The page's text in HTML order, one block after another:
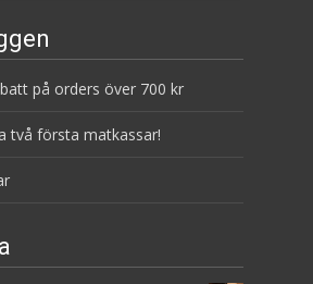
på orders över 700 kr
två första matkassar!